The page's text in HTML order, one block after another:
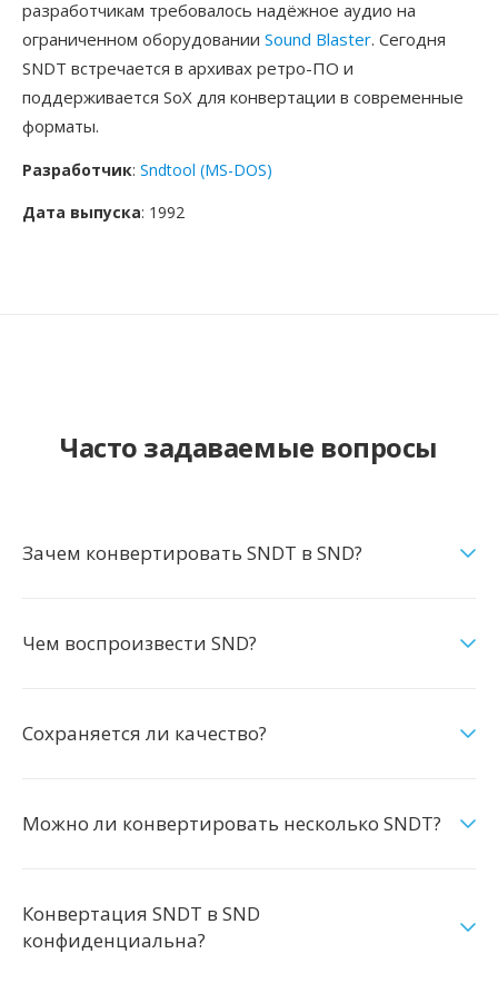
разработчикам требовалось надёжное аудио на
ограниченном оборудовании Sound Blaster. Сегодня
SNDT встречается в архивах ретро-ПО и
поддерживается SoX для конвертации в современные
форматы.
Разработчик: Sndtool (MS-DOS)
Дата выпуска: 1992
Часто задаваемые вопросы
Зачем конвертировать SNDT в SND?
Чем воспроизвести SND?
Сохраняется ли качество?
Можно ли конвертировать несколько SNDT?
Конвертация SNDT в SND
конфиденциальна?